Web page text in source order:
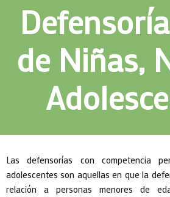
de Niñas,
Las defensorías con competencia
adolescentes son aquellas en que la
relación a personas menores de